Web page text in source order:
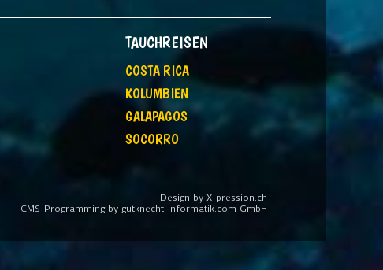
TAUCHREISEN
COSTA RICA
KOLUMBIEN
GALAPAGOS
SOCORRO
Design by X-pression.ch
CMS-Programming by gutknecht-informatik.com GmbH